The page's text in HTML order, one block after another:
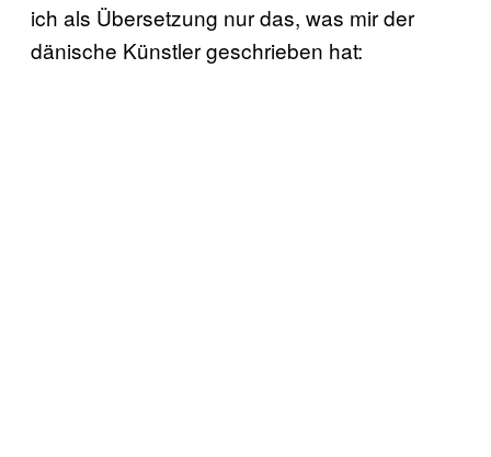
ich als Übersetzung nur das, was mir der
dänische Künstler geschrieben hat: